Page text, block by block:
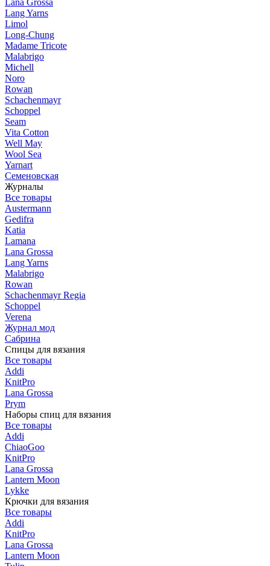
Lang Yarns
Limol
Long-Chung
Madame Tricote
Malabrigo
Michell
Noro
Rowan
Schachenmayr
Schoppel
Seam
Vita Cotton
Well May
Wool Sea
Yarnart
Семеновская
Журналы
Все товары
Austermann
Gedifra
Katia
Lamana
Lana Grossa
Lang Yarns
Malabrigo
Rowan
Schachenmayr Regia
Schoppel
Verena
Журнал мод
Сабрина
Спицы для вязания
Все товары
Addi
KnitPro
Lana Grossa
Prym
Наборы спиц для вязания
Все товары
Addi
ChiaoGoo
KnitPro
Lana Grossa
Lantern Moon
Lykke
Крючки для вязания
Все товары
Addi
KnitPro
Lana Grossa
Lantern Moon